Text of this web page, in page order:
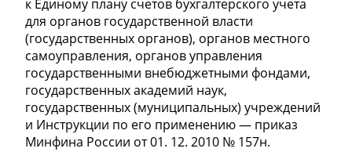
к Единому плану счетов бухгалтерского учета
для органов государственной власти
(государственных органов), органов местного
самоуправления, органов управления
государственными внебюджетными фондами,
государственных академий наук,
государственных (муниципальных) учреждений
и Инструкции по его применению — приказ
Минфина России от 01. 12. 2010 № 157н.